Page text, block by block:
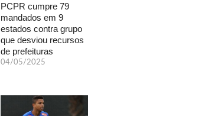
PCPR cumpre 79
mandados em 9
estados contra grupo
que desviou recursos
de prefeituras
04/05/2025